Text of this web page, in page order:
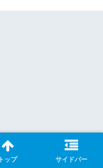
トップ サイドバー